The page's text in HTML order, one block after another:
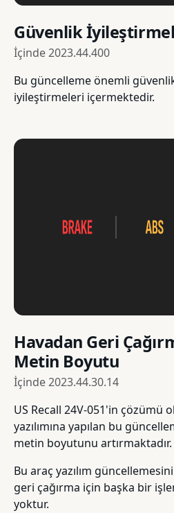
Güvenlik
İçinde2023.44.400
Bu güncelleme önemli
iyileştirmeleri içermektedir.
Havadan Geri
Metin Boyutu
İçinde2023.44.30.14
US Recall 24V-051'in çözümü
yazılımına yapılan bu
metin boyutunu artırmaktadır.
Bu araç yazılım
geri çağırma için başka bir
yoktur.